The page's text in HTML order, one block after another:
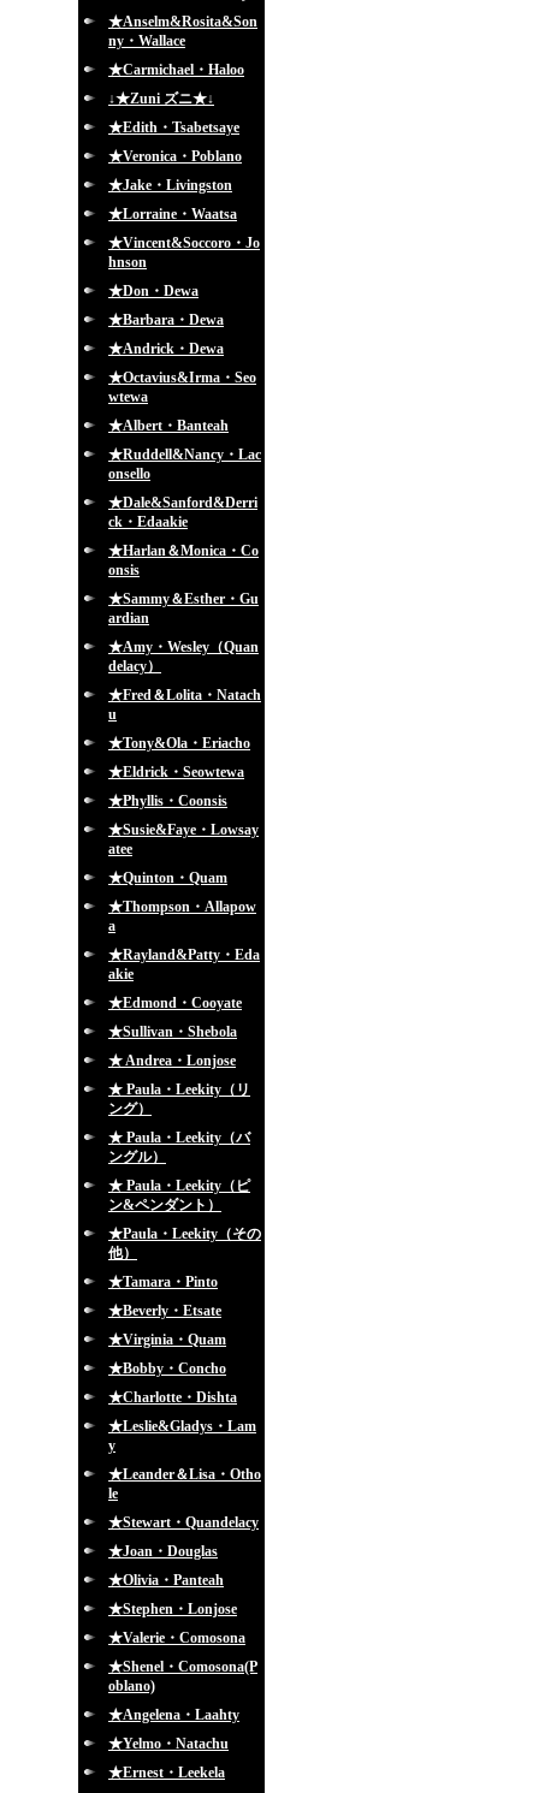
★Anselm&Rosita&Son
ny・Wallace
★Carmichael・Haloo
↓★Zuni ズニ★↓
★Edith・Tsabetsaye
★Veronica・Poblano
★Jake・Livingston
★Lorraine・Waatsa
★Vincent&Soccoro・Jo
hnson
★Don・Dewa
★Barbara・Dewa
★Andrick・Dewa
★Octavius&Irma・Seo
wtewa
★Albert・Banteah
★Ruddell&Nancy・Lac
onsello
★Dale&Sanford&Derri
ck・Edaakie
★Harlan＆Monica・Co
onsis
★Sammy＆Esther・Gu
ardian
★Amy・Wesley（Quan
delacy）
★Fred＆Lolita・Natach
u
★Tony&Ola・Eriacho
★Eldrick・Seowtewa
★Phyllis・Coonsis
★Susie&Faye・Lowsay
atee
★Quinton・Quam
★Thompson・Allapow
a
★Rayland&Patty・Eda
akie
★Edmond・Cooyate
★Sullivan・Shebola
★ Andrea・Lonjose
★ Paula・Leekity（リ
ング）
★ Paula・Leekity（バ
ングル）
★ Paula・Leekity（ピ
ン&ペンダント）
★Paula・Leekity（その
他）
★Tamara・Pinto
★Beverly・Etsate
★Virginia・Quam
★Bobby・Concho
★Charlotte・Dishta
★Leslie&Gladys・Lam
y
★Leander＆Lisa・Otho
le
★Stewart・Quandelacy
★Joan・Douglas
★Olivia・Panteah
★Stephen・Lonjose
★Valerie・Comosona
★Shenel・Comosona(P
oblano)
★Angelena・Laahty
★Yelmo・Natachu
★Ernest・Leekela